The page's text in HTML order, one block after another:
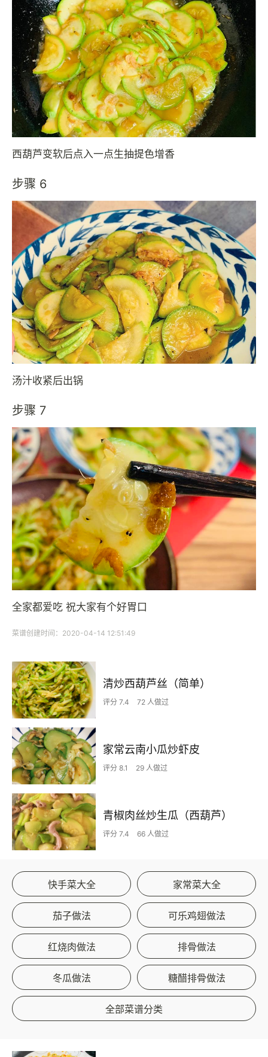
西葫芦变软后点入一点生抽提色增香
步骤 6
汤汁收紧后出锅
步骤 7
全家都爱吃 祝大家有个好胃口
菜谱创建时间：2020-04-14 12:51:49
清炒西葫芦丝（简单）
评分 7.4 72 人做过
家常云南小瓜炒虾皮
评分 8.1 29 人做过
青椒肉丝炒生瓜（西葫芦）
评分 7.4 66 人做过
快手菜大全 家常菜大全
茄子做法 可乐鸡翅做法
红烧肉做法 排骨做法
冬瓜做法 糖醋排骨做法
全部菜谱分类